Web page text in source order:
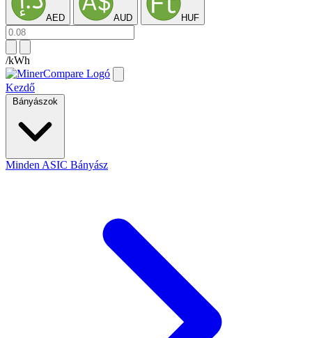
AED AUD HUF
/kWh
Kezdő
Bányászok
Minden ASIC Bányász